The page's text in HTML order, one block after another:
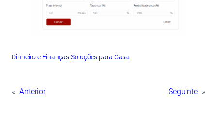
Dinheiro e FinançasSoluções para Casa
« Anterior Seguinte »